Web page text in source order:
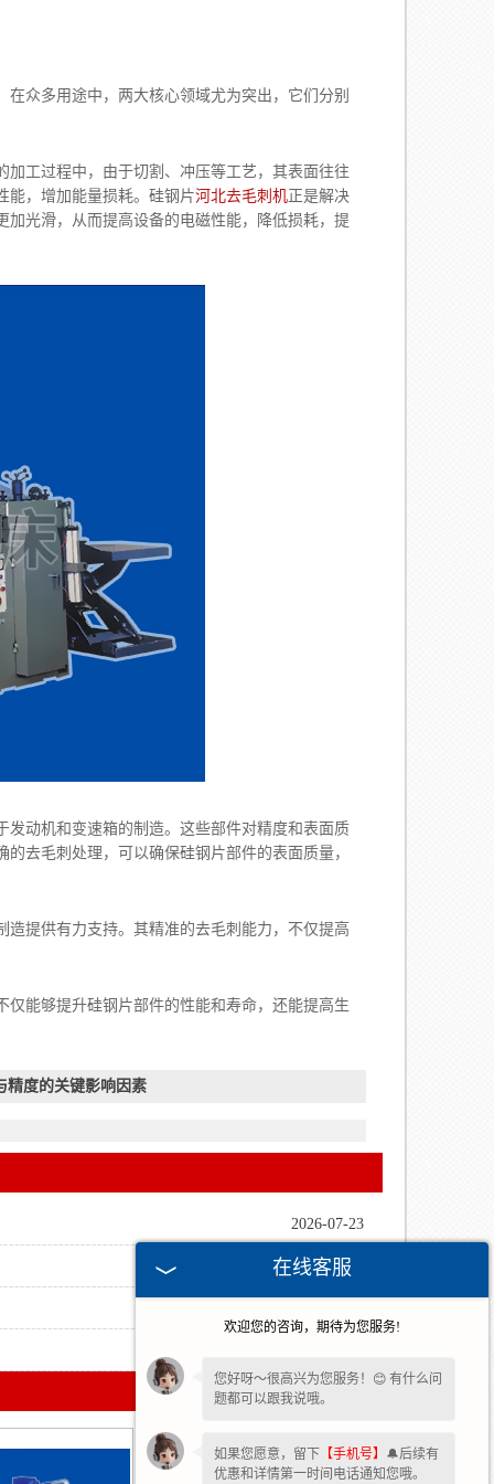
众多用途中，两大核心领域尤为突出，它们分别
工过程中，由于切割、冲压等工艺，其表面往往
能，增加能量损耗。硅钢片河北去毛刺机正是解决
光滑，从而提高设备的电磁性能，降低损耗，提
动机和变速箱的制造。这些部件对精度和表面质
的去毛刺处理，可以确保硅钢片部件的表面质量，
提供有力支持。其精准的去毛刺能力，不仅提高
能够提升硅钢片部件的性能和寿命，还能提高生
精度的关键影响因素
2026-07-23
2026-06-25
在线客服
欢迎您的咨询，期待为您服务!
您好呀～很高兴为您服务！😊 有什么问
题都可以跟我说哦。
如果您愿意，留下 【手机号】 🔔后续有
优惠和详情第一时间电话通知您哦。